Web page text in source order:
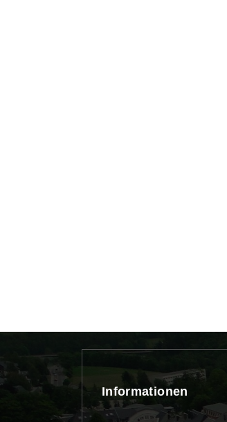
Informationen